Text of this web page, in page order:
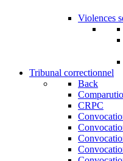
Violences
Tribunal correctionnel
Back
CRPC